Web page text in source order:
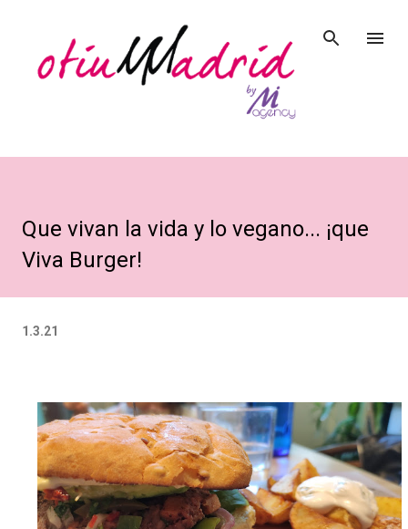
Ir al contenido principal
Que vivan la vida y lo vegano... ¡que
Viva Burger!
1.3.21